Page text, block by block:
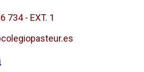
734 - EXT. 1